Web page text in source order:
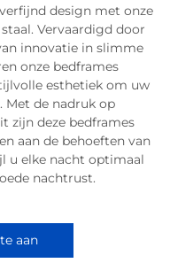
design met onze
Vervaardigd door
innovatie in slimme
onze bedframes
esthetiek om uw
Met de nadruk op
zijn deze bedframes
aan de behoeften van
u elke nacht optimaal
nachtrust.
aan